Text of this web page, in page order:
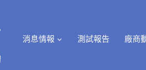
消息情報 測試報告 廠商